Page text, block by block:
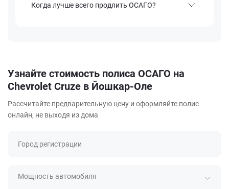
Когда лучше всего продлить ОСАГО?
Узнайте стоимость полиса ОСАГО на
Chevrolet Cruze в Йошкар-Оле
Рассчитайте предварительную цену и оформляйте полис
онлайн, не выходя из дома
Город регистрации
Мощность автомобиля